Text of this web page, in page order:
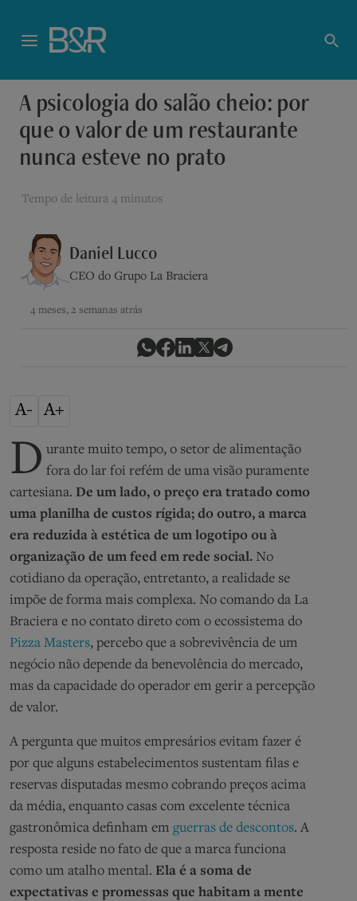
A psicologia do salão cheio: por
que o valor de um restaurante
nunca esteve no prato
Tempo de leitura4 minutos
Daniel Lucco
CEO do Grupo La Braciera
4 meses, 2 semanas atrás
A- A+
D urante muito tempo, o setor de alimentação
fora do lar foi refém de uma visão puramente
cartesiana. De um lado, o preço era tratado como
uma planilha de custos rígida; do outro, a marca
era reduzida à estética de um logotipo ou à
organização de um feed em rede social. No
cotidiano da operação, entretanto, a realidade se
impõe de forma mais complexa. No comando da La
Braciera e no contato direto com o ecossistema do
Pizza Masters, percebo que a sobrevivência de um
negócio não depende da benevolência do mercado,
mas da capacidade do operador em gerir a percepção
de valor.
A pergunta que muitos empresários evitam fazer é
por que alguns estabelecimentos sustentam filas e
reservas disputadas mesmo cobrando preços acima
da média, enquanto casas com excelente técnica
gastronômica definham em guerras de descontos. A
resposta reside no fato de que a marca funciona
como um atalho mental. Ela é a soma de
expectativas e promessas que habitam a mente